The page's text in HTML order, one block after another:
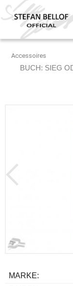
Accessoires
BUCH: SIEG
MARKE: